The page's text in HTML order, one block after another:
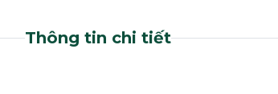
Thông tin chi tiết